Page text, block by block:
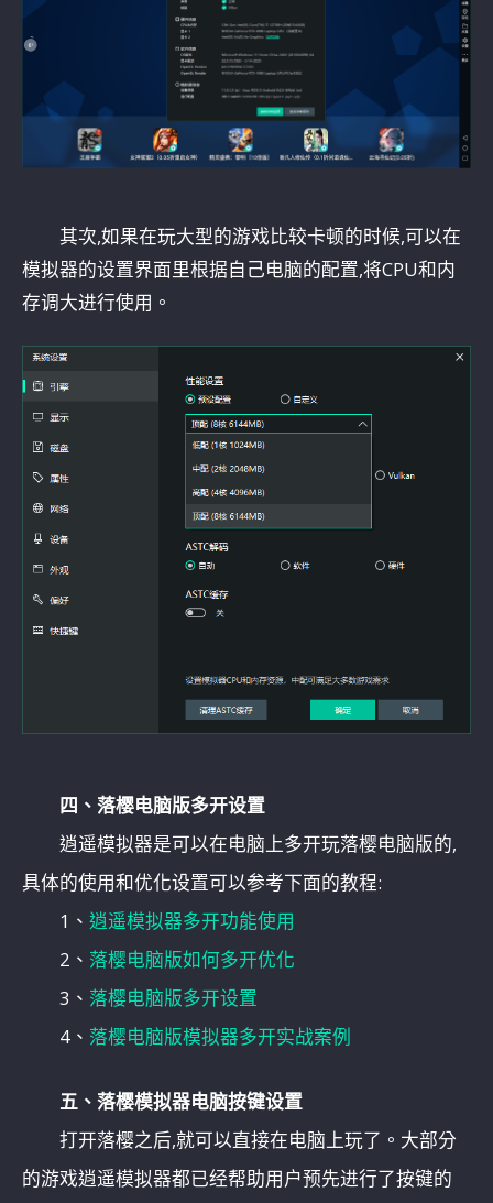
其次,如果在玩大型的游戏比较卡顿的时候,可以在
模拟器的设置界面里根据自己电脑的配置,将CPU和内
存调大进行使用。
四、落樱电脑版多开设置
逍遥模拟器是可以在电脑上多开玩落樱电脑版的,
具体的使用和优化设置可以参考下面的教程:
1、 逍遥模拟器多开功能使用
2、 落樱电脑版如何多开优化
3、 落樱电脑版多开设置
4、 落樱电脑版模拟器多开实战案例
五、落樱模拟器电脑按键设置
打开落樱之后,就可以直接在电脑上玩了。大部分
的游戏逍遥模拟器都已经帮助用户预先进行了按键的